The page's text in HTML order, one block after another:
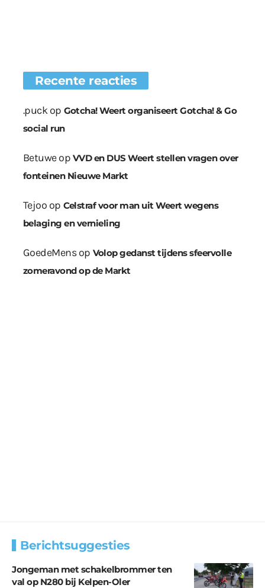
Recente reacties
.puckop Gotcha! Weert organiseert Gotcha! & Go
social run
Betuweop VVD en DUS Weert stellen vragen over
fonteinen Nieuwe Markt
Tejoo op Celstraf voor man uit Weert wegens
belaging en vernieling
GoedeMensop Volop gedanst tijdens sfeervolle
zomeravond op de Markt
Berichtsuggesties
Jongeman met schakelbrommer ten
val op N280 bij Kelpen-Oler